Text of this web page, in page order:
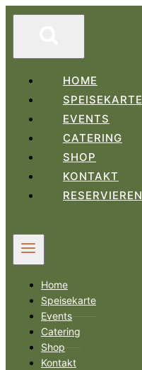
Zum
HOME
SPEISEKARTE
EVENTS
CATERING
SHOP
KONTAKT
RESERVIEREN
Home
Speisekarte
Events
Catering
Shop
Kontakt